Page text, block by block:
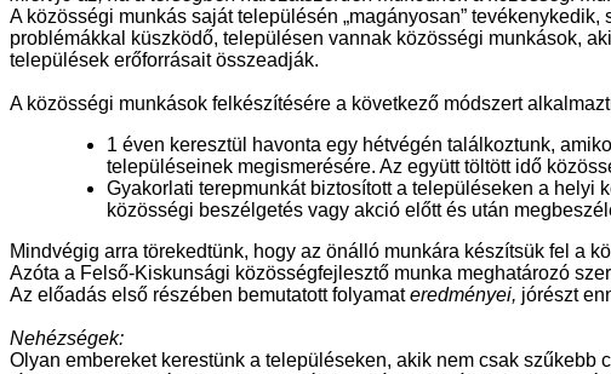
A közösségi munkás saját településén „magányosan”
problémákkal küszködő, településen vannak közösségi munkások,
települések erőforrásait összeadják.
A közösségi munkások felkészítésére a következő módszert
1 éven keresztül havonta egy hétvégén találkoztunk,
településeinek megismerésére. Az együtt töltött idő
Gyakorlati terepmunkát biztosított a településeken a helyi
közösségi beszélgetés vagy akció előtt és után
Mindvégig arra törekedtünk, hogy az önálló munkára készítsük fel a
Azóta a Felső-Kiskunsági közösségfejlesztő munka meghatározó
Az előadás első részében bemutatott folyamateredményei, jórészt
Nehézségek:
Olyan embereket kerestünk a településeken, akik nem csak